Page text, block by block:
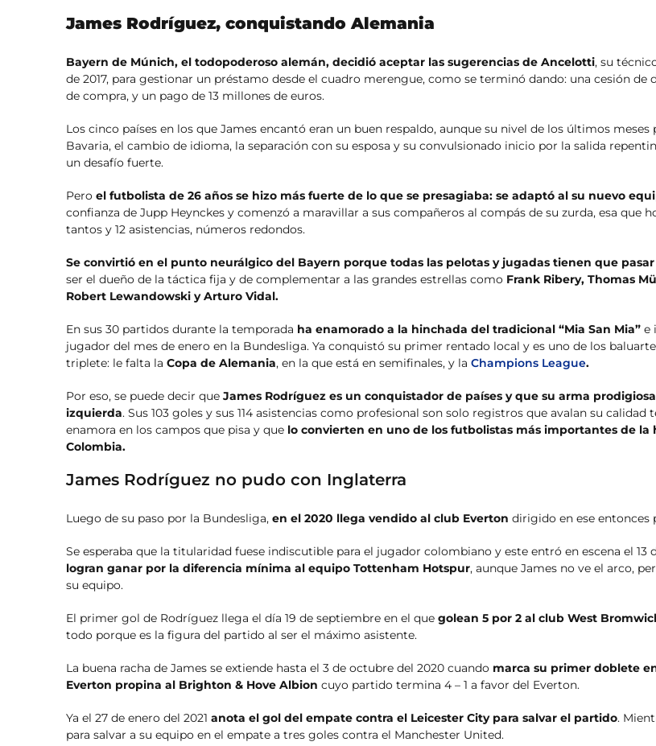
James Rodríguez, conquistando Alemania
Bayern de Múnich, el todopoderoso alemán, decidió aceptar las sugerencias de Ancelotti, su
de 2017, para gestionar un préstamo desde el cuadro merengue, como se terminó dando: una cesión de
de compra, y un pago de 13 millones de euros.
Los cinco países en los que James encantó eran un buen respaldo, aunque su nivel de los últimos meses
Bavaria, el cambio de idioma, la separación con su esposa y su convulsionado inicio por la salida
un desafío fuerte.
Pero el futbolista de 26 años se hizo más fuerte de lo que se presagiaba: se adaptó al su nuevo
confianza de Jupp Heynckes y comenzó a maravillar a sus compañeros al compás de su zurda, esa que
tantos y 12 asistencias, números redondos.
Se convirtió en el punto neurálgico del Bayern porque todas las pelotas y jugadas tienen que
ser el dueño de la táctica fija y de complementar a las grandes estrellas como Frank Ribery, Thomas
Robert Lewandowski y Arturo Vidal.
En sus 30 partidos durante la temporada ha enamorado a la hinchada del tradicional “Mia San Mia” e
jugador del mes de enero en la Bundesliga. Ya conquistó su primer rentado local y es uno de los
triplete: le falta la Copa de Alemania, en la que está en semifinales, y la Champions League.
Por eso, se puede decir que James Rodríguez es un conquistador de países y que su arma
izquierda. Sus 103 goles y sus 114 asistencias como profesional son solo registros que avalan su calidad
enamora en los campos que pisa y que lo convierten en uno de los futbolistas más importantes de la
Colombia.
James Rodríguez no pudo con Inglaterra
Luego de su paso por la Bundesliga, en el 2020 llega vendido al club Everton dirigido en ese entonces
Se esperaba que la titularidad fuese indiscutible para el jugador colombiano y este entró en escena el 13
logran ganar por la diferencia mínima al equipo Tottenham Hotspur, aunque James no ve el arco,
su equipo.
El primer gol de Rodríguez llega el día 19 de septiembre en el que golean 5 por 2 al club West
todo porque es la figura del partido al ser el máximo asistente.
La buena racha de James se extiende hasta el 3 de octubre del 2020 cuando marca su primer doblete
Everton propina al Brighton & Hove Albion cuyo partido termina 4 – 1 a favor del Everton.
Ya el 27 de enero del 2021 anota el gol del empate contra el Leicester City para salvar el partido.
para salvar a su equipo en el empate a tres goles contra el Manchester United.